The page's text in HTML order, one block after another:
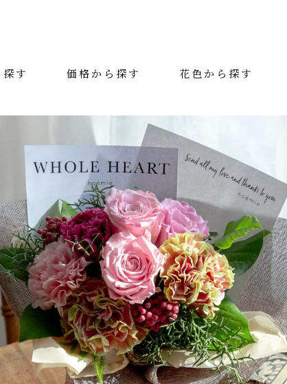
カテゴリー
花色
用途
価格（税抜）
す 価格から探す 花色から探す